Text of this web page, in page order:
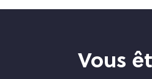
Vous